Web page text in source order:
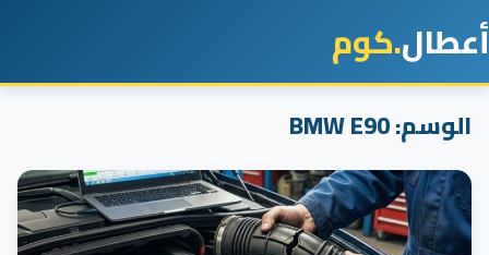
أعطال.كوم
الوسم:BMW E90